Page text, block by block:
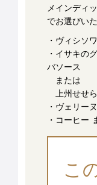
メインディ
でお選びい
・ヴィシソ
・イサキの
バソース
または
上州せせ
・ヴェリーヌ
・コーヒー
こ